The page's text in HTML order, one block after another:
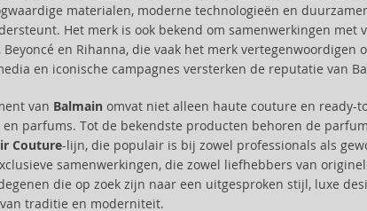
materialen, moderne technologieën en
Het merk is ook bekend om samenwerkingen met
Beyoncé en Rihanna, die vaak het merk
en iconische campagnes versterken de reputatie van
van Balmainomvat niet alleen haute couture en ready-
en parfums. Tot de bekendste producten behoren de parfum
Couture-lijn, die populair is bij zowel professionals als
samenwerkingen, die zowel liefhebbers van
die op zoek zijn naar een uitgesproken stijl, luxe
traditie en moderniteit.